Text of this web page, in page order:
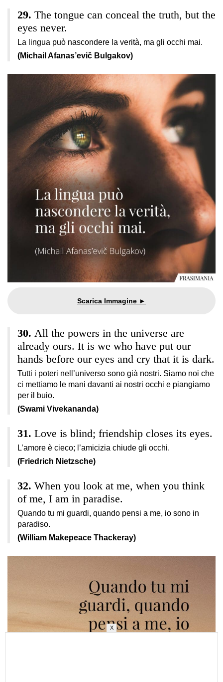
The tongue can conceal the truth, but the
eyes never.
La lingua può nascondere la verità, ma gli occhi mai.
(Michail Afanas’evič Bulgakov)
All the powers in the universe are
already ours. It is we who have put our
hands before our eyes and cry that it is dark.
Tutti i poteri nell’universo sono già nostri. Siamo noi che
ci mettiamo le mani davanti ai nostri occhi e piangiamo
per il buio.
(Swami Vivekananda)
Love is blind; friendship closes its eyes.
L’amore è cieco; l’amicizia chiude gli occhi.
(Friedrich Nietzsche)
When you look at me, when you think
of me, I am in paradise.
Quando tu mi guardi, quando pensi a me, io sono in
paradiso.
(William Makepeace Thackeray)
X